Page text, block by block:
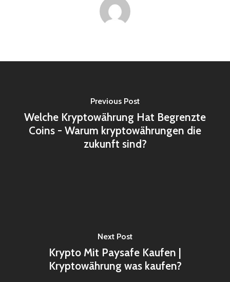
Previous Post
Welche Kryptowährung Hat Begrenzte
Coins - Warum kryptowährungen die
zukunft sind?
Next Post
Krypto Mit Paysafe Kaufen |
Kryptowährung was kaufen?